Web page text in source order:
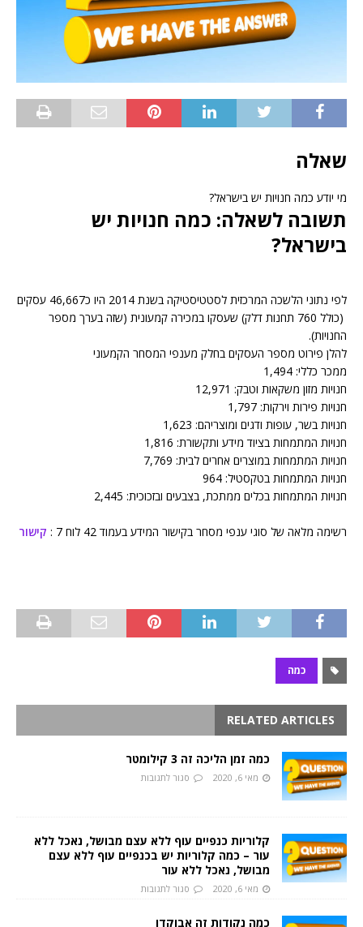
שאלה
מי יודע כמה חנויות יש בישראל?
תשובה לשאלה: כמה חנויות יש
בישראל?
לפי נתוני הלשכה המרכזית לסטטיסטיקה בשנת 2014 היו כ46,667 עסקים
(כולל 760 תחנות דלק) שעסקו במכירה קמעונית (שזה בערך מספר
החנויות).
להלן פירוט מספר העסקים בחלק מענפי המסחר הקמעוני
ממכר כללי: 1,494
חנויות מזון משקאות וטבק: 12,971
חנויות פירות וירקות: 1,797
חנויות בשר, עופות ודגים ומוצריהם: 1,623
חנויות המתמחות בציוד מידע ותקשורת: 1,816
חנויות המתמחות במוצרים אחרים לבית: 7,769
חנויות המתמחות בטקסטיל: 964
חנויות המתמחות בכלים ממתכת, בצבעים ובזכוכית: 2,445
רשימה מלאה של סוגי ענפי מסחר בקישור המידע בעמוד 42 לוח 7 : קישור
כמה
RELATED ARTICLES
כמה זמן הליכה זה 3 קילומטר
מאי 6, 2020 סגור לתגובות
קלוריות כנפיים עוף ללא עצם מבושל, נאכל ללא
עור – כמה קלוריות יש בכנפיים עוף ללא עצם
מבושל, נאכל ללא עור
מאי 6, 2020 סגור לתגובות
כמה נקודות זה אבוקדו